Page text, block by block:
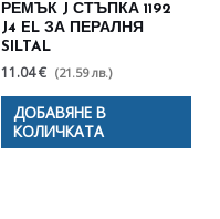
РЕМЪК J СТЪПКА 1192
J4 EL ЗА ПЕРАЛНЯ
SILTAL
11.04 € (21.59 лв.)
ДОБАВЯНЕ В
КОЛИЧКАТА